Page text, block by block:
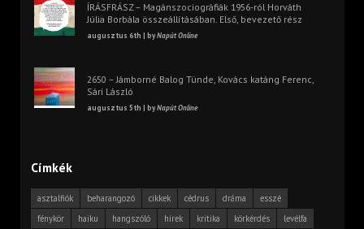
ÍRÁSFRÁSZ – Magánszociográfiák 1956-ról Horváth
Júlia Borbála összeállításában. Első, bevezető rész
augusztus 6th | byNapút Online
2650 – Jámborné Balog Tünde, Kovács katáng Ferenc,
Sári László
augusztus 5th | byNapút Online
Címkék
asztalfiók beharangozó cikkek cédrus dráma
esszé
fénykör
haiku hangszóló hírek kritika körkérdés
levélfa